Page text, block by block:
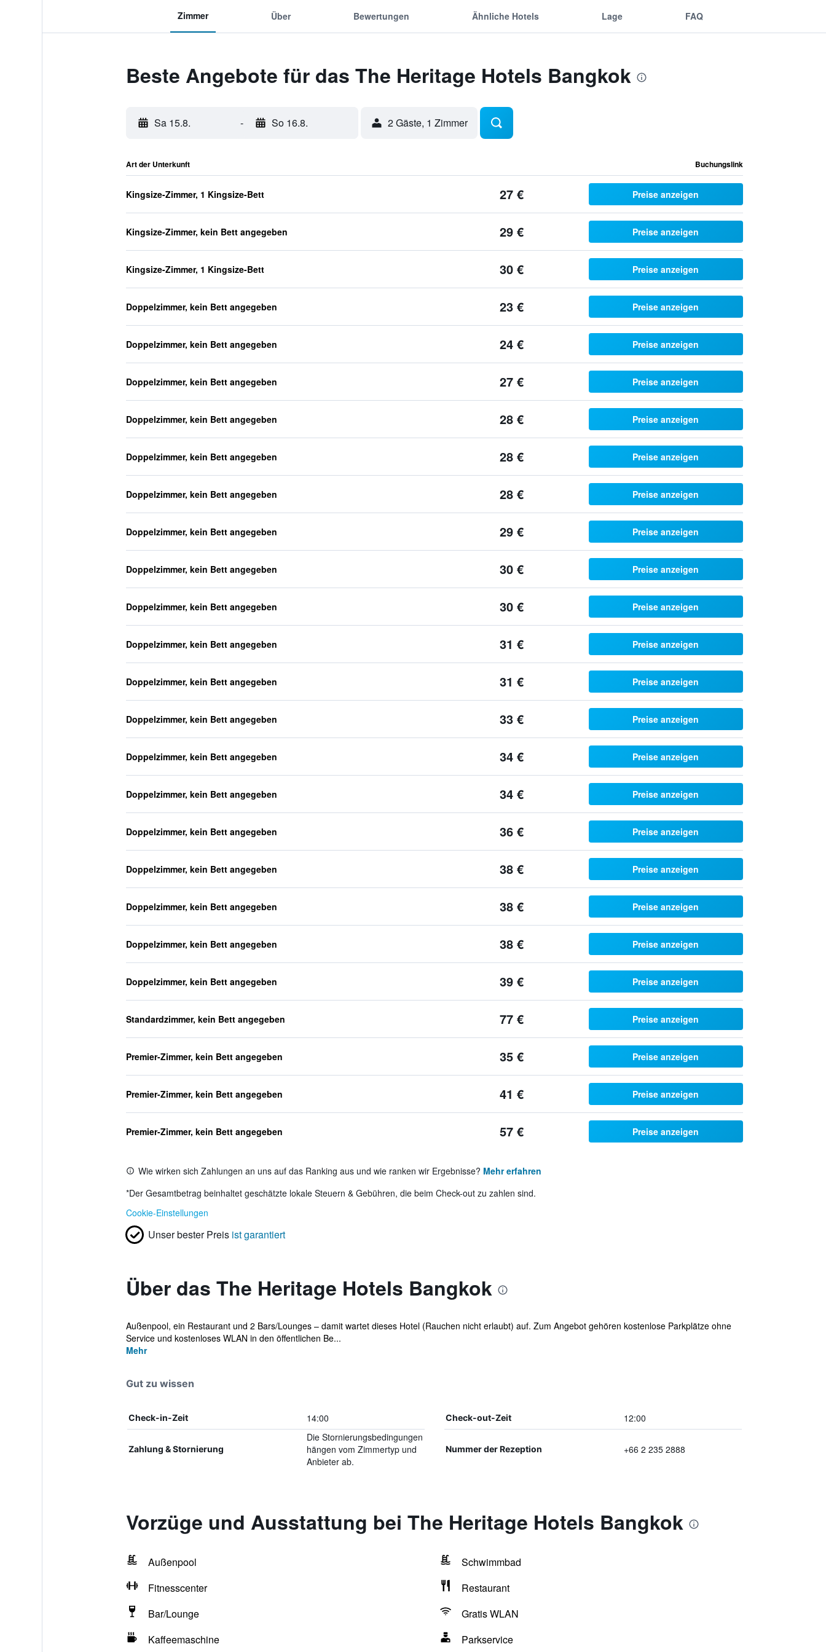
Zimmer Über Bewertungen Ähnliche Hotels Lage FAQ
Beste Angebote für das The Heritage Hotels Bangkok
Sa 15.8. - So 16.8. 2 Gäste, 1 Zimmer
Art der Unterkunft Buchungslink
Kingsize-Zimmer, 1 Kingsize-Bett 27 € Preise anzeigen
Kingsize-Zimmer, kein Bett angegeben 29 € Preise anzeigen
Kingsize-Zimmer, 1 Kingsize-Bett 30 € Preise anzeigen
Doppelzimmer, kein Bett angegeben 23 € Preise anzeigen
Doppelzimmer, kein Bett angegeben 24 € Preise anzeigen
Doppelzimmer, kein Bett angegeben 27 € Preise anzeigen
Doppelzimmer, kein Bett angegeben 28 € Preise anzeigen
Doppelzimmer, kein Bett angegeben 28 € Preise anzeigen
Doppelzimmer, kein Bett angegeben 28 € Preise anzeigen
Doppelzimmer, kein Bett angegeben 29 € Preise anzeigen
Doppelzimmer, kein Bett angegeben 30 € Preise anzeigen
Doppelzimmer, kein Bett angegeben 30 € Preise anzeigen
Doppelzimmer, kein Bett angegeben 31 € Preise anzeigen
Doppelzimmer, kein Bett angegeben 31 € Preise anzeigen
Doppelzimmer, kein Bett angegeben 33 € Preise anzeigen
Doppelzimmer, kein Bett angegeben 34 € Preise anzeigen
Doppelzimmer, kein Bett angegeben 34 € Preise anzeigen
Doppelzimmer, kein Bett angegeben 36 € Preise anzeigen
Doppelzimmer, kein Bett angegeben 38 € Preise anzeigen
Doppelzimmer, kein Bett angegeben 38 € Preise anzeigen
Doppelzimmer, kein Bett angegeben 38 € Preise anzeigen
Doppelzimmer, kein Bett angegeben 39 € Preise anzeigen
Standardzimmer, kein Bett angegeben 77 € Preise anzeigen
Premier-Zimmer, kein Bett angegeben 35 € Preise anzeigen
Premier-Zimmer, kein Bett angegeben 41 € Preise anzeigen
Premier-Zimmer, kein Bett angegeben 57 € Preise anzeigen
Wie wirken sich Zahlungen an uns auf das Ranking aus und wie ranken wir Ergebnisse? Mehr erfahren
*Der Gesamtbetrag beinhaltet geschätzte lokale Steuern & Gebühren, die beim Check-out zu zahlen sind.
Cookie-Einstellungen
Unser bester Preis ist garantiert
Über das The Heritage Hotels Bangkok
Außenpool, ein Restaurant und 2 Bars/Lounges – damit wartet dieses Hotel (Rauchen nicht erlaubt) auf. Zum Angebot gehören kostenlose Parkplätze ohne
Service und kostenloses WLAN in den öffentlichen Be...
Mehr
Gut zu wissen
Check-in-Zeit 14:00 Check-out-Zeit 12:00
Zahlung & Stornierung
Die Stornierungsbedingungen
hängen vom Zimmertyp und
Anbieter ab.
Nummer der Rezeption +66 2 235 2888
Vorzüge und Ausstattung bei The Heritage Hotels Bangkok
Außenpool
Schwimmbad
Fitnesscenter
Restaurant
Bar/Lounge
Gratis WLAN
Kaffeemaschine
Parkservice